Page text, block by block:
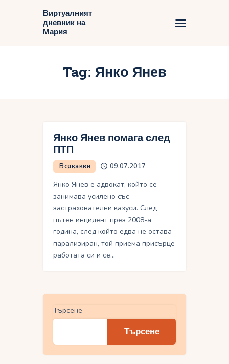
Виртуалният
дневник на
Мария
Tag: Янко Янев
Виртуалният дневник на Мария
Блог
Янко Янев помага след
ПТП
Всякакви 09.07.2017
Янко Янев е адвокат, който се
занимава усилено със
застрахователни казуси. След
пътен инцидент през 2008-а
година, след който едва не остава
парализиран, той приема присърце
работата си и се…
Търсене
Търсене